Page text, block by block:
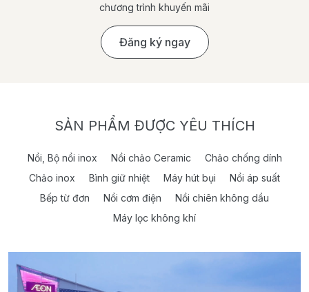
chương trình khuyến mãi
Đăng ký ngay
SẢN PHẨM ĐƯỢC YÊU THÍCH
Nồi, Bộ nồi inox Nồi chảo Ceramic
Chảo chống dính
Chảo inox
Bình giữ nhiệt Máy hút bụi
Nồi áp suất
Bếp từ đơn
Nồi cơm điện
Nồi chiên không dầu
Máy lọc không khí